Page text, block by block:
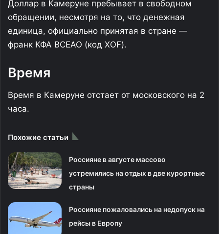
Доллар в Камеруне пребывает в свободном
обращении, несмотря на то, что денежная
единица, официально принятая в стране —
франк КФА ВСЕАО (код XOF).
Время
Время в Камеруне отстает от московского на 2
часа.
Похожие статьи
Россияне в августе массово
устремились на отдых в две курортные
страны
Россияне пожаловались на недопуск на
рейсы в Европу